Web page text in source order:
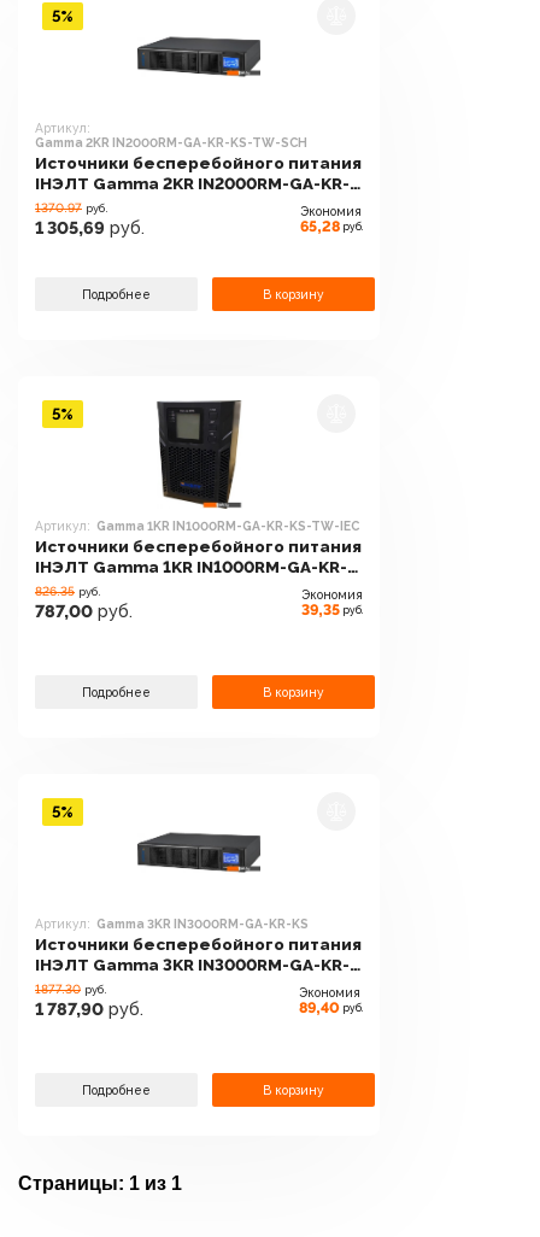
Артикул:
Gamma 2KR IN2000RM-GA-KR-KS-TW-SCH
Источники бесперебойного питания
IНЭЛТ Gamma 2KR IN2000RM-GA-KR-
KS-TW-SCH
1370.97 руб.
1 305,69 руб.
Экономия
65,28 руб.
Подробнее В корзину
5%
Артикул: Gamma 1KR IN1000RM-GA-KR-KS-TW-IEC
Источники бесперебойного питания
IНЭЛТ Gamma 1KR IN1000RM-GA-KR-
KS-TW-IEC
826.35 руб.
787,00 руб.
Экономия
39,35 руб.
Подробнее В корзину
5%
Артикул: Gamma 3KR IN3000RM-GA-KR-KS
Источники бесперебойного питания
IНЭЛТ Gamma 3KR IN3000RM-GA-KR-
KS
1877.30 руб.
1 787,90 руб.
Экономия
89,40 руб.
Подробнее В корзину
5%
Страницы: 1 из 1